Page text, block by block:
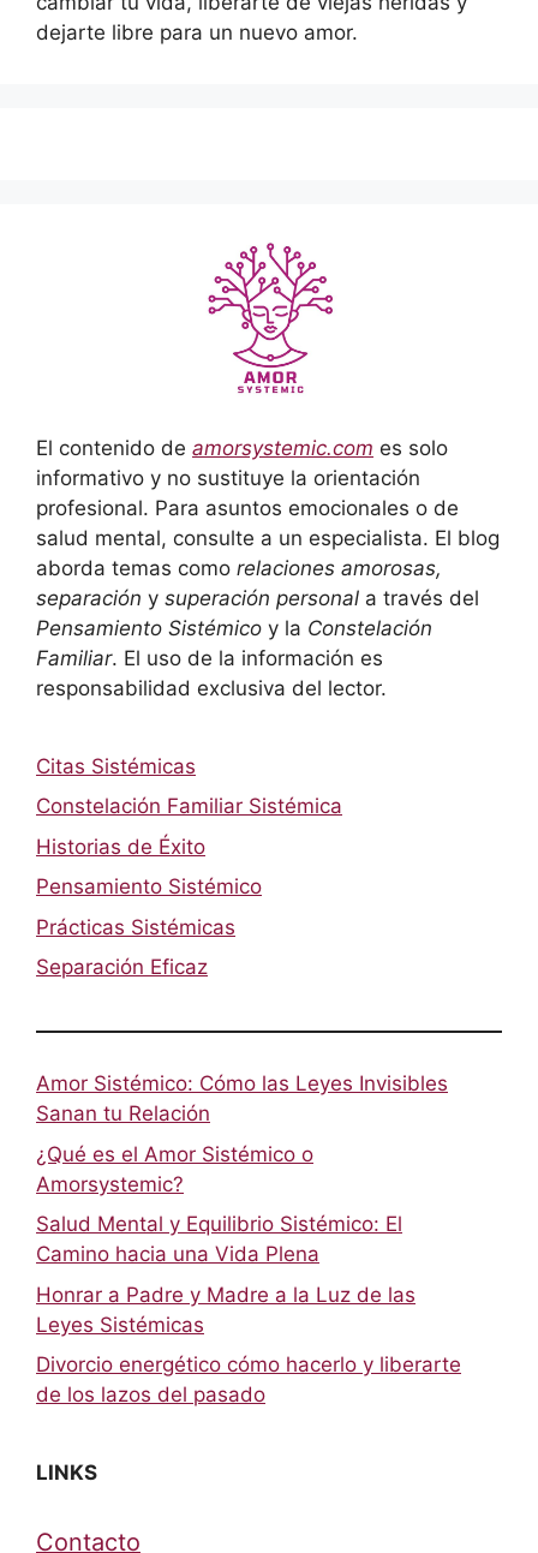
dejarte libre para un nuevo amor.
El contenido de amorsystemic.com es solo
informativo y no sustituye la orientación
profesional. Para asuntos emocionales o de
salud mental, consulte a un especialista. El blog
aborda temas como relaciones amorosas,
separación y superación personal a través del
Pensamiento Sistémico y la Constelación
Familiar. El uso de la información es
responsabilidad exclusiva del lector.
Citas Sistémicas
Constelación Familiar Sistémica
Historias de Éxito
Pensamiento Sistémico
Prácticas Sistémicas
Separación Eficaz
Amor Sistémico: Cómo las Leyes Invisibles
Sanan tu Relación
¿Qué es el Amor Sistémico o
Amorsystemic?
Salud Mental y Equilibrio Sistémico: El
Camino hacia una Vida Plena
Honrar a Padre y Madre a la Luz de las
Leyes Sistémicas
Divorcio energético cómo hacerlo y liberarte
de los lazos del pasado
LINKS
Contacto